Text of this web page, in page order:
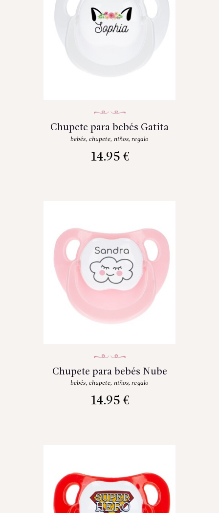
Chupete para bebés Gatita
bebés, chupete, niños,regalo
14.95 €
Chupete para bebés Nube
bebés, chupete, niños,regalo
14.95 €